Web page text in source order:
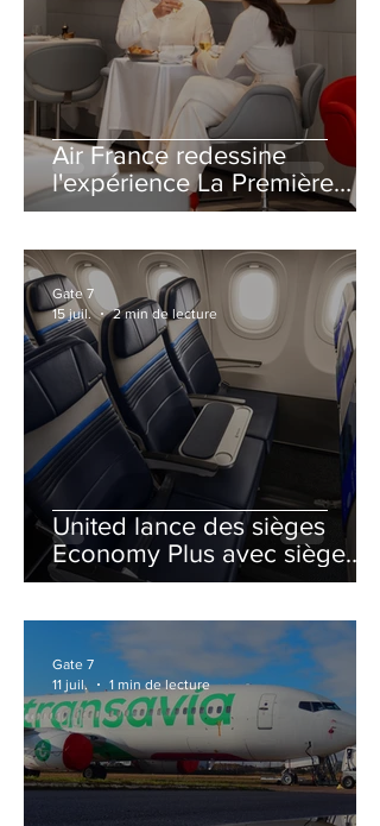
Air France redessine
l'expérience La Première
avec un salon entièrement
United lance des sièges
Economy Plus avec siège
central neutralisé
Gate 7
15 juil.
2 min de lecture
Gate 7
11 juil.
1 min de lecture